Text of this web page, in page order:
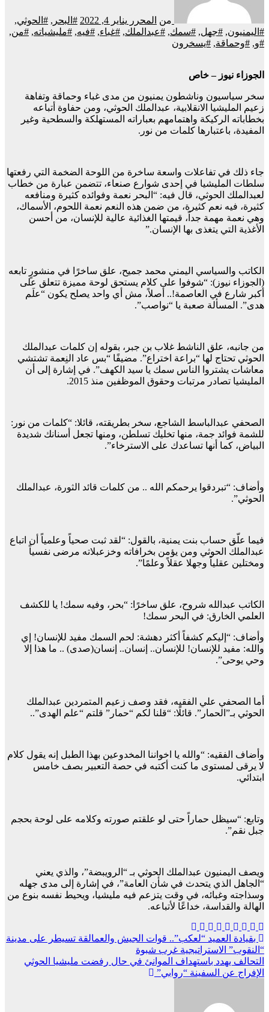
من المحرر يناير 4, 2022 #البحر , #الحوثي,
#اليمنيون, #جهل, #سمك, #عبدالملك, #غباء, #فيه, #مليشياته, #من,
#و, #وحماقة, #يسخرون
الجوزاء نيوز – خاص
سخر سياسيون وناشطون يمنيون من مدى غباء وحماقة وتفاهة
زعيم المليشيا الانقلابية، عبدالملك الحوثي، ومن حفاوة أتباعه
بخطاباته الركيكة واهتمامهم بعباراته المستهلكة والسطحية وغير
المفيدة، باعتبارها كلمات من نور.
جاء ذلك في تفاعلات واسعة ساخرة من اللوحة الضخمة التي رفعتها
سلطات المليشيا في إحدى شوارع صنعاء، تتضمن عبارة من خطاب
لعبدالملك الحوثي، قال فيه: “البحر نعمة وفوائده كثيرة ومنافعه
كثيرة، ‏فيه نعم كثيرة، من ضمن هذه النعم نعمة اللحوم، الأسماك،
وهي نعمة مهمة جداً، قيمتها الغذائية عالية للإنسان، من أحسن
الأغذية التي يتغذى بها الإنسان.”
الكاتب والسياسي اليمني محمد جميح، علق ساخرًا في منشورٍ تابعه
(الجوزاء نيوز): “‏شوفوا على كلام يستحق لوحة مميزة تتعلق على
أكبر شارع في العاصمة!.. ‏أصلاً، مش أي واحد يصلح يكون “علَم
هدى”. المسألة صعبة يا “نواصب”.
من جانبه، علق الناشط غلاب بن جبر، بقوله إن كلمات عبدالملك
الحوثي تحتاج لها “براعة اختراع”. مضيفًا “بس عاد النِعمة تشتشي
معاشات يشتروا الناس سمك يا سيد الكهف”. في إشارة إلى أن
المليشيا تصادر مرتبات وحقوق الموظفين منذ 2015.
الصحفي عبدالباسط الشاجع، سخر بطريقته، قائلا: “‏كلمات من نور:
للشمة فوائد جمة، منها تخليك تسلطن، ومنها تجعل أسنانك شديدة
البياض، كما أنها تساعدك على الاسترخاء”.
وأضاف: “تبردقوا يرحمكم الله .. من كلمات قائد الثورة، عبدالملك
الحوثي”.
فيما علّق حساب بنت يمنية، بالقول: “‏لقد ثبت صحياً وعلمياً أن اتباع
‎عبدالملك الحوثي ومن يؤمن بخرافاته وخزعبلاته مرضى نفسياً
ومختلين عقلياً وجهلا عقلاً وعلمًا”.
الكاتب عبدالله شروح، علق ساخرًا: “بحر، وفيه سمك! يا للكشف
العلمي الخارق: في البحر سمك!
وأضاف: “إليكم كشفاً أكثر دهشة: لحم السمك مفيد للإنسان! إي
والله: مفيد للإنسان! للإنسان.. إنسان.. إنسان(صدى) .. ما هذا إلا
وحي يوحى”.
أما الصحفي علي الفقيه، فقد وصف زعيم المتمردين عبدالملك
الحوثي بـ”الحمار”. قائلًا: “قلنا لكم “حمار” قلتم “علم الهدى”..
وأضاف الفقيه: “والله يا اخواننا المخدوعين بهذا الطبل إنه يقول كلام
لا يرقى لمستوى ما كنت أكتبه في حصة التعبير بصف خامس
ابتدائي.
وتابع: “سيظل حماراً حتى لو علقتم صورته وكلامه على لوحة بحجم
جبل نقم”.
ويصف اليمنيون عبدالملك الحوثي بـ “الرويبضة”، والذي يعني
“الجاهل الذي يتحدث في شأن العامة”، في إشارة إلى مدى جهله
وسذاجته وغبائه، في وقت يتزعم فيه مليشيا، ويحيط نفسه بنوع من
الهالة والقداسة، خداعًا لأتباعه.
تصفّح
المقالات
بقيادة العميد “لعكب”.. قوات الجيش والعمالقة تسيطر على مدينة
“النقوب” الاستراتيجية غرب شبوة
التحالف يهدد باستهداف الموانئ في حال رفضت مليشيا الحوثي
الإفراج عن السفينة “روابي”